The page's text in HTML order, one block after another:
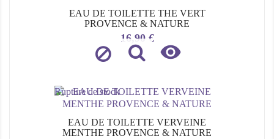
EAU DE TOILETTE THE VERT
PROVENCE & NATURE
Prix
16,90 €

Rupture de stock
EAU DE TOILETTE VERVEINE
MENTHE PROVENCE & NATURE